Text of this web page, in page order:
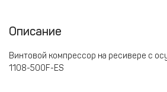
Описание
Винтовой компрессор на ресивере с
1108-500F-ES